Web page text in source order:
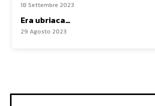
18 Settembre 2023
Era ubriaca…
29 Agosto 2023